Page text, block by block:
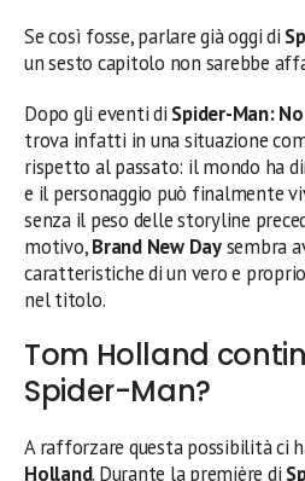
Se così fosse, parlare già oggi di
un sesto capitolo non sarebbe
Dopo gli eventi di Spider-Man:
trova infatti in una situazione
rispetto al passato: il mondo ha
e il personaggio può finalmente
senza il peso delle storyline
motivo,Brand New Daysembra
caratteristiche di un vero e
nel titolo.
Tom Holland
Spider-Man?
A rafforzare questa possibilità ci
Holland. Durante la première di